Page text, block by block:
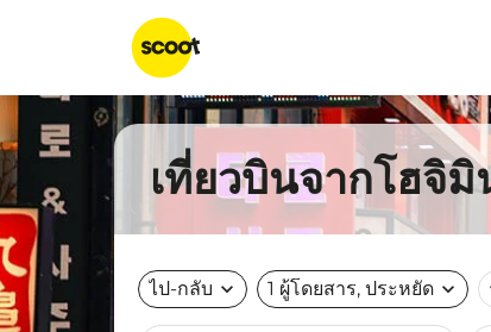
เที่ยวบินจากโฮจิ
ไป-กลับ expand_more 1 ผู้โดยสาร, ประหยัด expand_more